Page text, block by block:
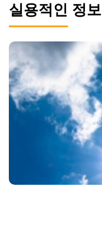
실용적인 정보